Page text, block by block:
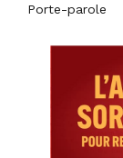
Porte-parole